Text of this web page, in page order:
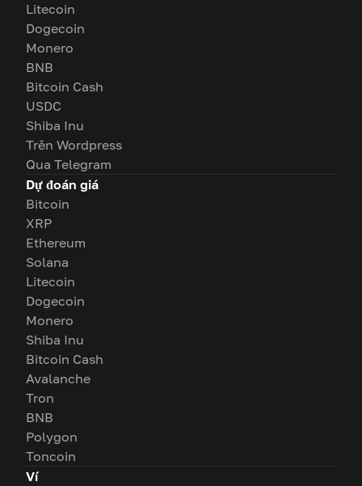
Litecoin
Dogecoin
Monero
BNB
Bitcoin Cash
USDC
Shiba Inu
Trên Wordpress
Qua Telegram
Dự đoán giá
Bitcoin
XRP
Ethereum
Solana
Litecoin
Dogecoin
Monero
Shiba Inu
Bitcoin Cash
Avalanche
Tron
BNB
Polygon
Toncoin
Ví